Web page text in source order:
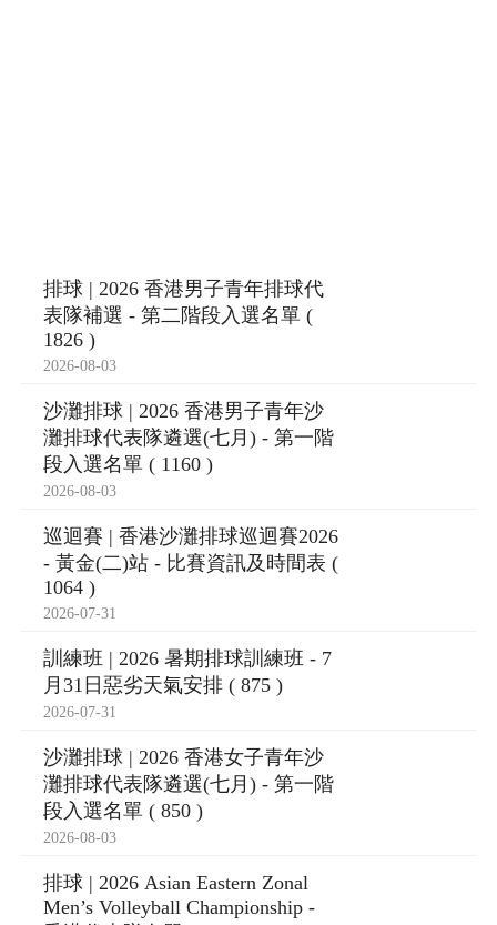
排球 | 2026 香港男子青年排球代
表隊補選 - 第二階段入選名單 (
1826 )
2026-08-03
沙灘排球 | 2026 香港男子青年沙
灘排球代表隊遴選(七月) - 第一階
段入選名單 ( 1160 )
2026-08-03
巡迴賽 | 香港沙灘排球巡迴賽2026
- 黃金(二)站 - 比賽資訊及時間表 (
1064 )
2026-07-31
訓練班 | 2026 暑期排球訓練班 - 7
月31日惡劣天氣安排 ( 875 )
2026-07-31
沙灘排球 | 2026 香港女子青年沙
灘排球代表隊遴選(七月) - 第一階
段入選名單 ( 850 )
2026-08-03
排球 | 2026 Asian Eastern Zonal
Men’s Volleyball Championship -